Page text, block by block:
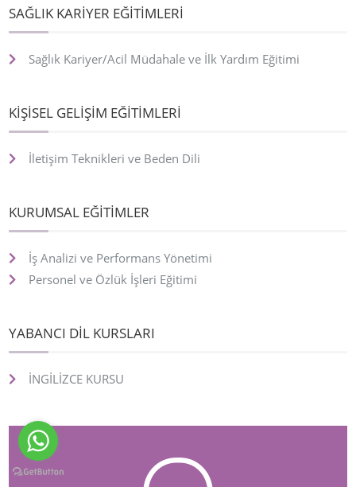
SAĞLIK KARİYER EĞİTİMLERİ
Sağlık Kariyer/Acil Müdahale ve İlk Yardım Eğitimi
KİŞİSEL GELİŞİM EĞİTİMLERİ
İletişim Teknikleri ve Beden Dili
KURUMSAL EĞİTİMLER
İş Analizi ve Performans Yönetimi
Personel ve Özlük İşleri Eğitimi
YABANCI DİL KURSLARI
İNGİLİZCE KURSU